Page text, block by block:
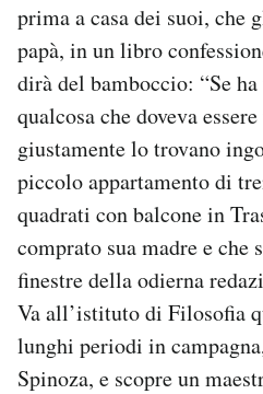
prima a casa dei suoi, che
papà, in un libro
dirà del bamboccio: “Se
qualcosa che doveva
giustamente lo trovano
piccolo appartamento di
quadrati con balcone in
comprato sua madre e che
finestre della odierna
Va all’istituto di Filosofia
lunghi periodi in
Spinoza, e scopre un